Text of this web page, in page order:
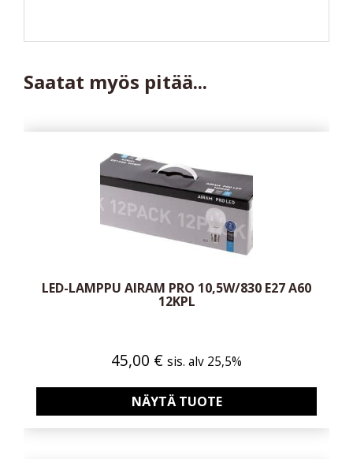
Saatat myös pitää...
LED-LAMPPU AIRAM PRO 10,5W/830 E27 A60
12KPL
45,00 € sis. alv 25,5%
NÄYTÄ TUOTE